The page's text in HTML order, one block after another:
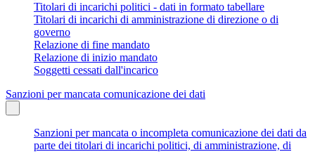
Titolari di incarichi politici - dati in formato tabellare
Titolari di incarichi di amministrazione di direzione o di
governo
Relazione di fine mandato
Relazione di inizio mandato
Soggetti cessati dall'incarico
Sanzioni per mancata comunicazione dei dati
Sanzioni per mancata o incompleta comunicazione dei dati da
parte dei titolari di incarichi politici, di amministrazione, di